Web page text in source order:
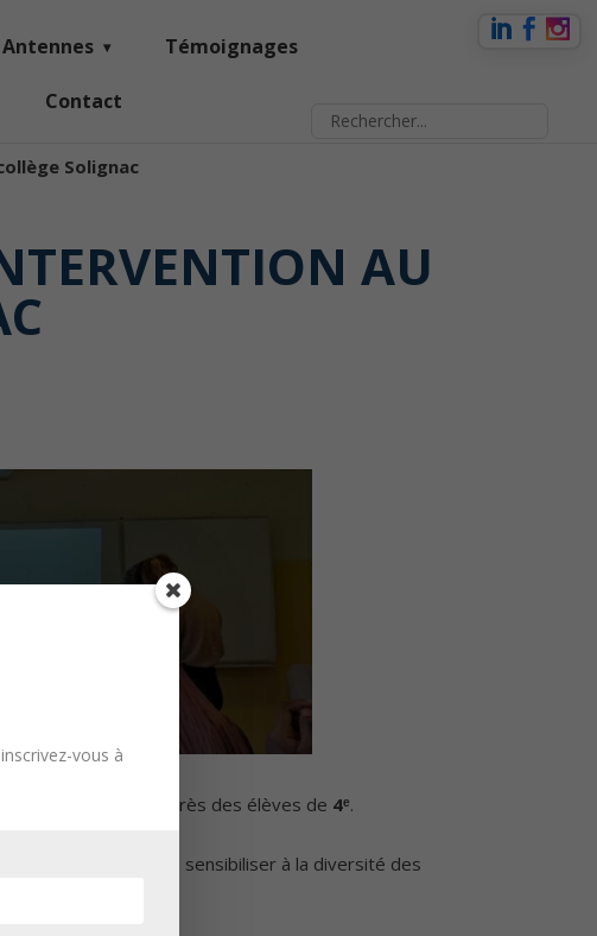
Antennes Témoignages
Contact
Solignac
AU
scolaire auprès des élèves de 4ᵉ.
après la 3ᵉ et de les sensibiliser à la diversité des
vous à